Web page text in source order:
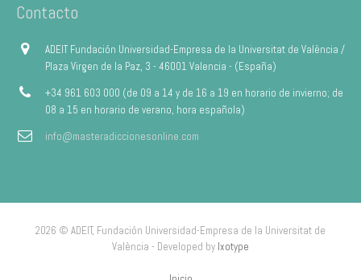
Contacto
ADEIT Fundación Universidad-Empresa de la Universitat de València /
Plaza Virgen de la Paz, 3 - 46001 Valencia - (España)
+34 961 603 000 (de 09 a 14 y de 16 a 19 en horario de invierno; de
08 a 15 en horario de verano, hora española)
info@masteradiccionesonline.com
2026 © ADEIT, Fundación Universidad-Empresa de la Universitat de
València - Developed by Ixotype